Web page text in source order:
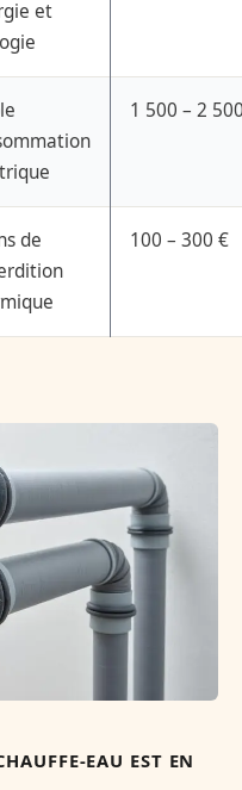
et
1 500 – 2
de
100 – 300 €
EAU EST EN